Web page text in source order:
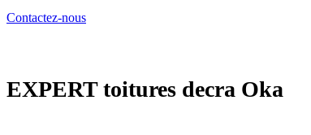
Contactez-nous
EXPERTtoitures decra Oka